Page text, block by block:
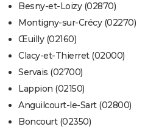
Besny-et-Loizy (02870)
Montigny-sur-Crécy (02270)
Œuilly (02160)
Clacy-et-Thierret (02000)
Servais (02700)
Lappion (02150)
Anguilcourt-le-Sart (02800)
Boncourt (02350)